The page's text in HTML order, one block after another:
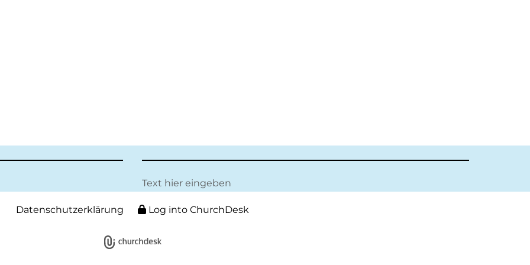
Text hier eingeben
Datenschutzerklärung Log into ChurchDesk